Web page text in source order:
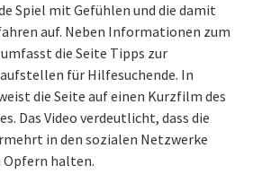
Spiel mit Gefühlen und die damit
auf. Neben Informationen zum
die Seite Tipps zur
für Hilfesuchende. In
die Seite auf einen Kurzfilm des
Das Video verdeutlicht, dass die
in den sozialen Netzwerke
Opfern halten.